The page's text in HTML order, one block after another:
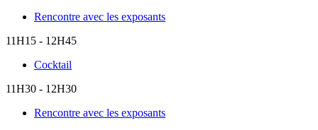
Rencontre avec les exposants
11H15 - 12H45
Cocktail
11H30 - 12H30
Rencontre avec les exposants